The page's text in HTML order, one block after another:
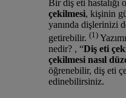
Bir diş eti hastalığı
çekilmesi, kişinin
yanında dişlerinizi
getirebilir. (1)
nedir? , “Diş eti
çekilmesi nasıl
öğrenebilir, diş eti
edinebilirsiniz.